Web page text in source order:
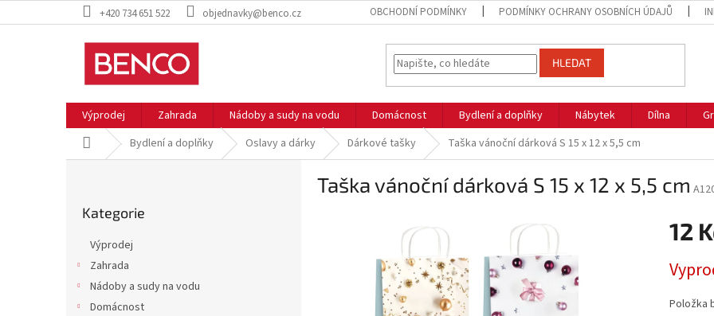
na
+420 734 651 522 objednavky@benco.cz OBCHODNÍ PODMÍNKY PODMÍNKY OCHRANY OSOBNÍCH ÚDAJŮ
HLEDAT
Výprodej Zahrada Nádoby a sudy na vodu Domácnost Bydlení a doplňky Nábytek Dílna
Domů Bydlení a doplňky Oslavy a dárky Dárkové tašky Taška vánoční dárková S 15 x 12 x 5,5 cm
kategorie
Kategorie
Výprodej
Zahrada
Nádoby a sudy na vodu
Domácnost
Taška vánoční dárková S 15 x 12 x 5,5 cm
12
cena:
Položka